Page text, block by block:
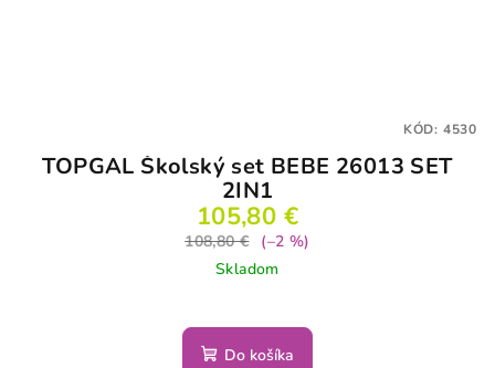
TOPGAL Školský set BEBE 26013 SET
2IN1
105,80 €
108,80 €
(–2 %)
Skladom
Do košíka
KÓD: 4530